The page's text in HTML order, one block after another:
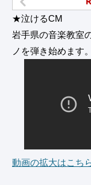
★泣けるCM
岩手県の音楽教室
ノを弾き始めます
動画の拡大はこち